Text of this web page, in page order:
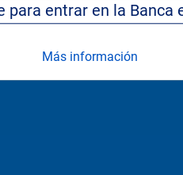
Más información